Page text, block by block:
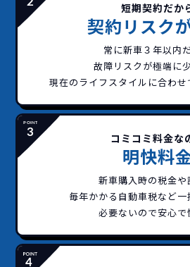
短期契約だか
契約リスク
常に新車３年以内
故障リスクが極端に少
現在のライフスタイルに合わ
コミコミ料金な
明快料
新車購入時の税金や
毎年かかる自動車税など一
必要ないので安心で